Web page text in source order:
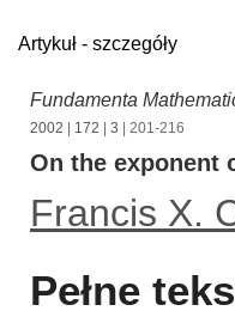
Artykuł - szczegóły
Fundamenta
2002 172 3 | 201-216
On the exponent
Francis X.
Pełne